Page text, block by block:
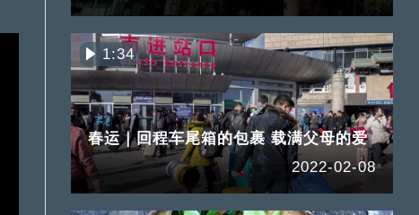
1:34
春运｜回程车尾箱的包裹 载满父母的爱
2022-02-08